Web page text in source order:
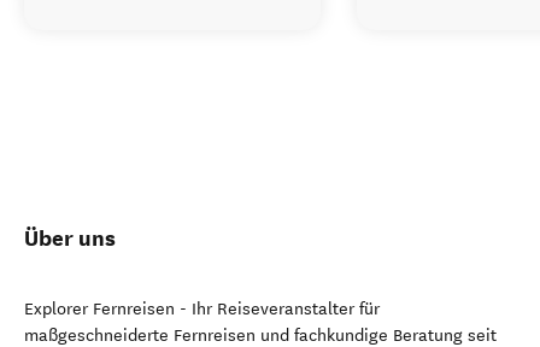
Über uns
Explorer Fernreisen - Ihr Reiseveranstalter für
maßgeschneiderte Fernreisen und fachkundige Beratung seit